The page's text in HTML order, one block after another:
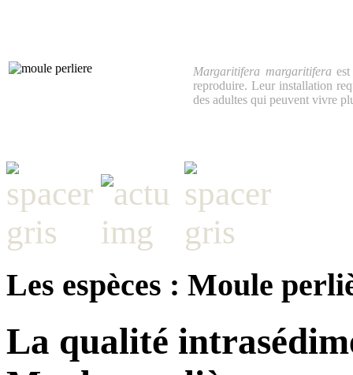
Margaritifera margaritiferaest
reproduire. Leur installation
des adultes qui peuvent vivre
Les espèces : Moule
La qualité